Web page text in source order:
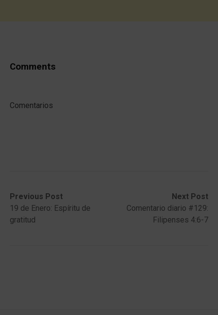
Comments
Comentarios
Post
navigation
Previous Post
Previous
post:19 de Enero: Espíritu de
gratitud
Next Post
Next
post:
Comentario diario #129:
Filipenses 4:6-7